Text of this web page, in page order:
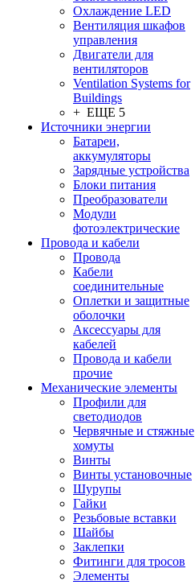
Охлаждение LED
Вентиляция шкафов
управления
Двигатели для
вентиляторов
Ventilation Systems for
Buildings
+ ЕЩЕ 5
Источники энергии
Батареи,
аккумуляторы
Зарядные устройства
Блоки питания
Преобразователи
Модули
фотоэлектрические
Провода и кабели
Провода
Кабели
соединительные
Оплетки и защитные
оболочки
Аксессуары для
кабелей
Провода и кабели
прочие
Механические элементы
Профили для
светодиодов
Червячные и стяжные
хомуты
Винты
Винты установочные
Шурупы
Гайки
Резьбовые вставки
Шайбы
Заклепки
Фитинги для тросов
Элементы